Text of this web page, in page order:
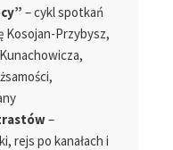
– cykl spotkań
Kosojan-Przybysz,
–
rejs po kanałach i